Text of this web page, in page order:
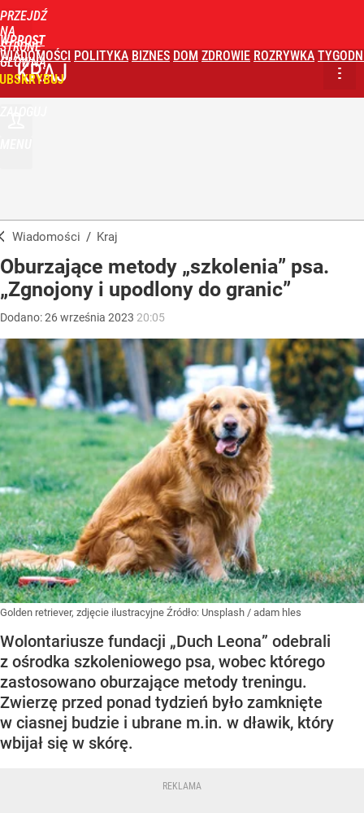
PRZEJDŹ
NA
STRONĘ
GŁÓWNĄ
WPROST
WIADOMOŚCI POLITYKA BIZNES DOM ZDROWIE ROZRYWKA
KRAJ
Wiadomości / Kraj
Oburzające metody „szkolenia” psa.
„Zgnojony i upodlony do granic”
Dodano:26września 2023 20:05
Golden retriever, zdjęcie ilustracyjne Źródło: Unsplash / adam hles
Wolontariusze fundacji „Duch Leona” odebrali
z ośrodka szkoleniowego psa, wobec którego
zastosowano oburzające metody treningu.
Zwierzę przed ponad tydzień było zamknięte
w ciasnej budzie i ubrane m.in. w dławik, który
wbijał się w skórę.